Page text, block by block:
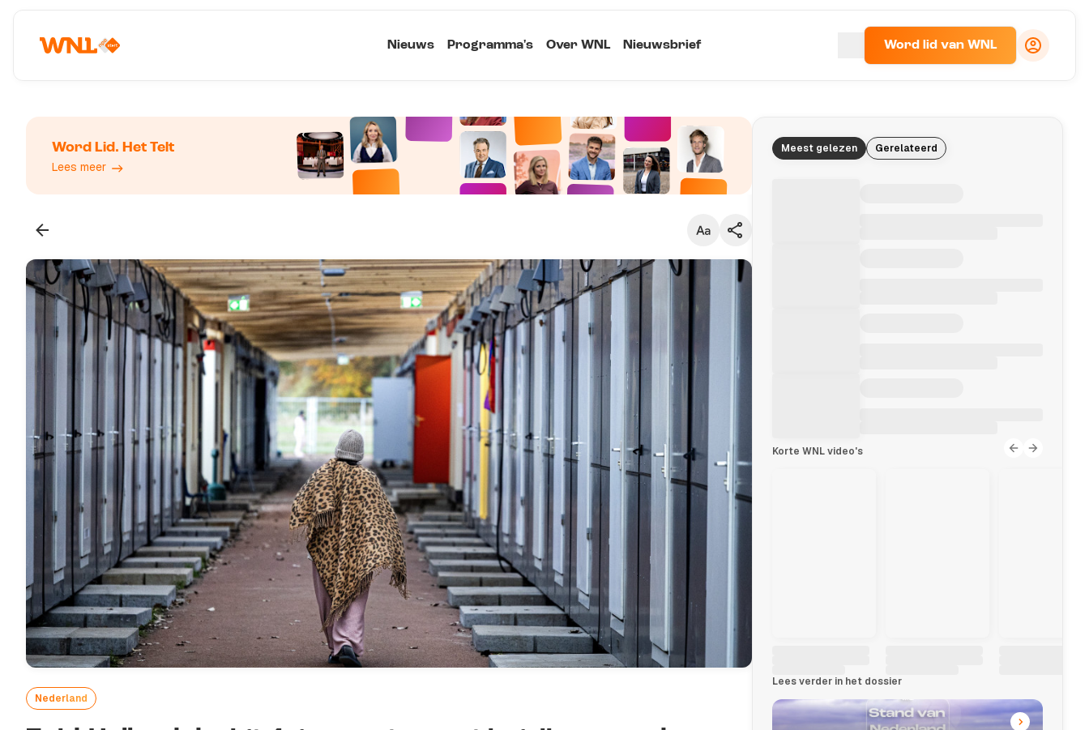
Nieuws Programma's Over WNL Nieuwsbrief Word lid van WNL
Word Lid. Het Telt
Lees meer
Kopieer link
Nederland
Meest gelezen Gerelateerd
Korte WNL video's
Lees verder in het dossier